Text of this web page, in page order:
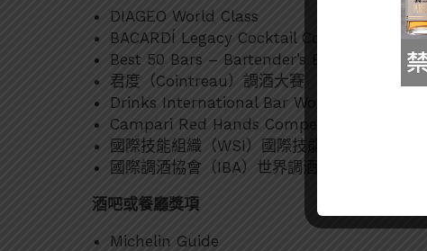
DIAGEO World Class
BACARDÍ Legacy Cocktail Competition
Best 50 Bars – Bartender’s Bartender
君度（Cointreau）調酒大賽
Drinks International Bar World 100
Campari Red Hands Competition
國際技能組織（WSI）國際技能競賽 – 餐飲服務
國際調酒協會（IBA）世界調酒大賽
酒吧或餐廳獎項
Michelin Guide